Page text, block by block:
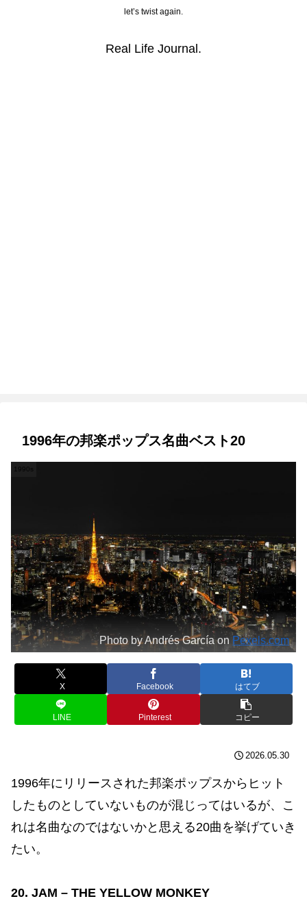
let’s twist again.
Real Life Journal.
1996年の邦楽ポップス名曲ベスト20
1990s
Photo by Andrés García on Pexels.com
X Facebook はてブ
LINE Pinterest コピー
2026.05.30
1996年にリリースされた邦楽ポップスからヒット
したものとしていないものが混じってはいるが、こ
れは名曲なのではないかと思える20曲を挙げていき
たい。
20. JAM – THE YELLOW MONKEY